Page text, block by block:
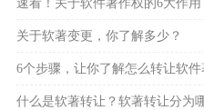
速看！关于软件著作权的6大作用
关于软著变更，你了解多少？
6个步骤，让你了解怎么转让软件
什么是软著转让？软著转让分为